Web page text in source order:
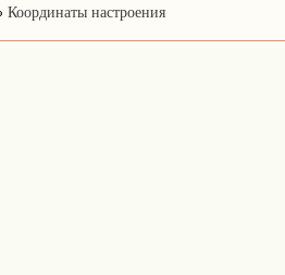
Координаты настроения